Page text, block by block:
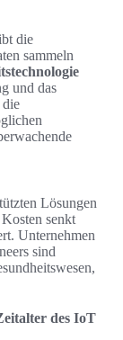
die
sammeln
und das
die
Lösungen
senkt
Unternehmen
sind
des IoT